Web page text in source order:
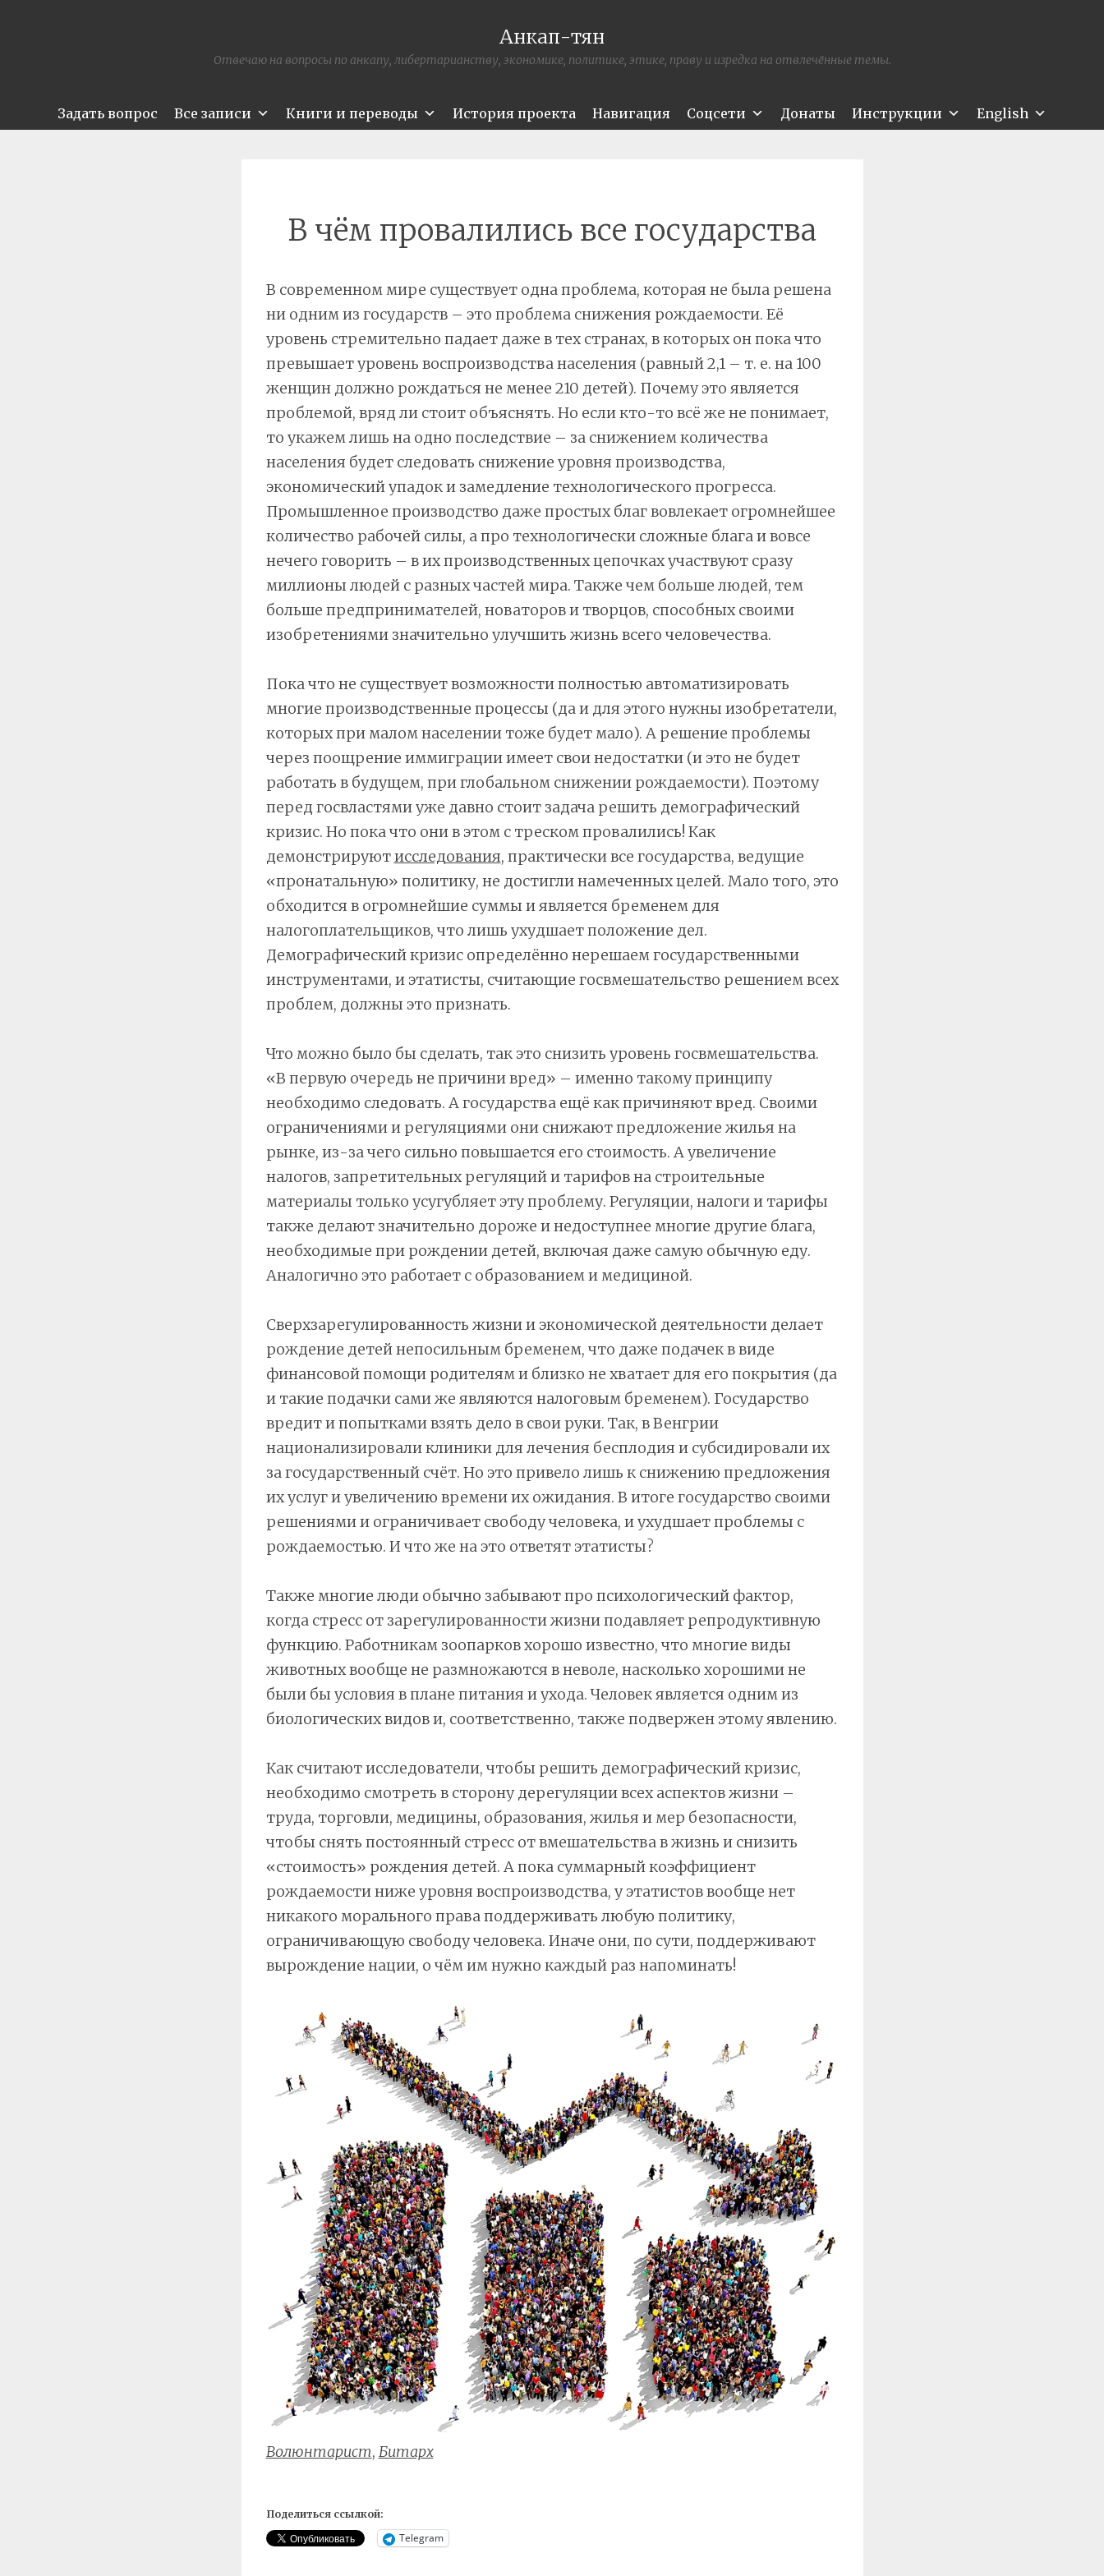
Анкап-тян
Отвечаю на вопросы по анкапу, либертарианству, экономике, политике, этике, праву и изредка на отвлечённые темы.
Задать вопрос Все записи Книги и переводы История проекта Навигация Соцсети Донаты Инструкции English
В чём провалились все государства
В современном мире существует одна проблема, которая не была решена
ни одним из государств – это проблема снижения рождаемости. Её
уровень стремительно падает даже в тех странах, в которых он пока что
превышает уровень воспроизводства населения (равный 2,1 – т. е. на 100
женщин должно рождаться не менее 210 детей). Почему это является
проблемой, вряд ли стоит объяснять. Но если кто-то всё же не понимает,
то укажем лишь на одно последствие – за снижением количества
населения будет следовать снижение уровня производства,
экономический упадок и замедление технологического прогресса.
Промышленное производство даже простых благ вовлекает огромнейшее
количество рабочей силы, а про технологически сложные блага и вовсе
нечего говорить – в их производственных цепочках участвуют сразу
миллионы людей с разных частей мира. Также чем больше людей, тем
больше предпринимателей, новаторов и творцов, способных своими
изобретениями значительно улучшить жизнь всего человечества.
Пока что не существует возможности полностью автоматизировать
многие производственные процессы (да и для этого нужны изобретатели,
которых при малом населении тоже будет мало). А решение проблемы
через поощрение иммиграции имеет свои недостатки (и это не будет
работать в будущем, при глобальном снижении рождаемости). Поэтому
перед госвластями уже давно стоит задача решить демографический
кризис. Но пока что они в этом с треском провалились! Как
демонстрируютисследования, практически все государства, ведущие
«пронатальную» политику, не достигли намеченных целей. Мало того, это
обходится в огромнейшие суммы и является бременем для
налогоплательщиков, что лишь ухудшает положение дел.
Демографический кризис определённо нерешаем государственными
инструментами, и этатисты, считающие госвмешательство решением всех
проблем, должны это признать.
Что можно было бы сделать, так это снизить уровень госвмешательства.
«В первую очередь не причини вред» – именно такому принципу
необходимо следовать. А государства ещё как причиняют вред. Своими
ограничениями и регуляциями они снижают предложение жилья на
рынке, из-за чего сильно повышается его стоимость. А увеличение
налогов, запретительных регуляций и тарифов на строительные
материалы только усугубляет эту проблему. Регуляции, налоги и тарифы
также делают значительно дороже и недоступнее многие другие блага,
необходимые при рождении детей, включая даже самую обычную еду.
Аналогично это работает с образованием и медициной.
Сверхзарегулированность жизни и экономической деятельности делает
рождение детей непосильным бременем, что даже подачек в виде
финансовой помощи родителям и близко не хватает для его покрытия (да
и такие подачки сами же являются налоговым бременем). Государство
вредит и попытками взять дело в свои руки. Так, в Венгрии
национализировали клиники для лечения бесплодия и субсидировали их
за государственный счёт. Но это привело лишь к снижению предложения
их услуг и увеличению времени их ожидания. В итоге государство своими
решениями и ограничивает свободу человека, и ухудшает проблемы с
рождаемостью. И что же на это ответят этатисты?
Также многие люди обычно забывают про психологический фактор,
когда стресс от зарегулированности жизни подавляет репродуктивную
функцию. Работникам зоопарков хорошо известно, что многие виды
животных вообще не размножаются в неволе, насколько хорошими не
были бы условия в плане питания и ухода. Человек является одним из
биологических видов и, соответственно, также подвержен этому явлению.
Как считают исследователи, чтобы решить демографический кризис,
необходимо смотреть в сторону дерегуляции всех аспектов жизни –
труда, торговли, медицины, образования, жилья и мер безопасности,
чтобы снять постоянный стресс от вмешательства в жизнь и снизить
«стоимость» рождения детей. А пока суммарный коэффициент
рождаемости ниже уровня воспроизводства, у этатистов вообще нет
никакого морального права поддерживать любую политику,
ограничивающую свободу человека. Иначе они, по сути, поддерживают
вырождение нации, о чём им нужно каждый раз напоминать!
Волюнтарист, Битарх
Поделиться ссылкой:
Telegram